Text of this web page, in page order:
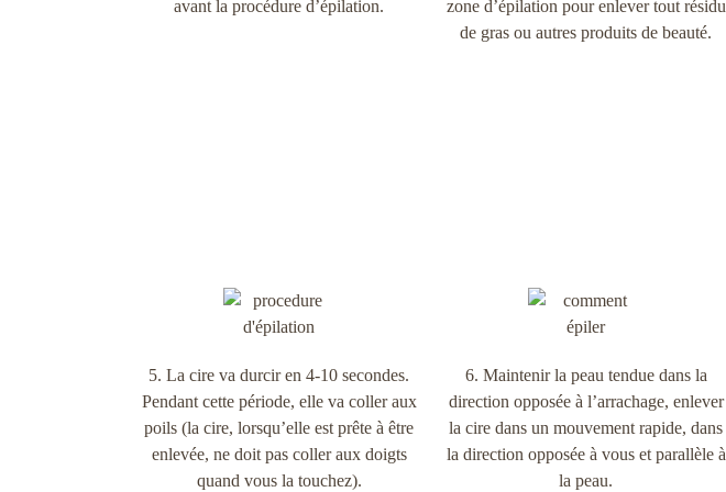
avant la procédure d’épilation.
zone d’épilation pour enlever tout résidu
de gras ou autres produits de beauté.
5. La cire va durcir en 4-10 secondes.
Pendant cette période, elle va coller aux
poils (la cire, lorsqu’elle est prête à être
enlevée, ne doit pas coller aux doigts
quand vous la touchez).
6. Maintenir la peau tendue dans la
direction opposée à l’arrachage, enlever
la cire dans un mouvement rapide, dans
la direction opposée à vous et parallèle à
la peau.